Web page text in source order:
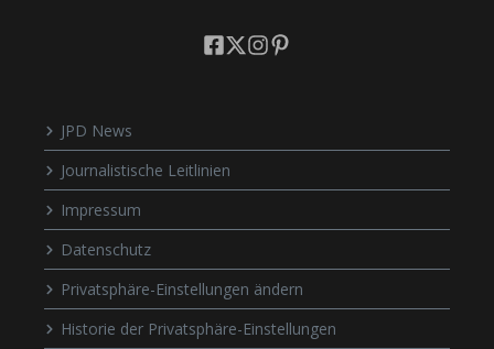
JPD News
Journalistische Leitlinien
Impressum
Datenschutz
Privatsphäre-Einstellungen ändern
Historie der Privatsphäre-Einstellungen